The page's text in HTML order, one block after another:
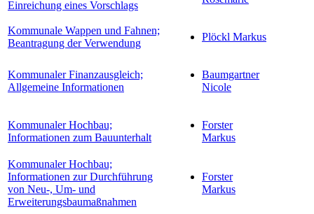
Einreichung eines Vorschlags
Kommunale Wappen und Fahnen;
Beantragung der Verwendung
Plöckl Markus
Kommunaler Finanzausgleich;
Allgemeine Informationen
Baumgartner
Nicole
Kommunaler Hochbau;
Informationen zum Bauunterhalt
Forster
Markus
Kommunaler Hochbau;
Informationen zur Durchführung
von Neu-, Um- und
Erweiterungsbaumaßnahmen
Forster
Markus